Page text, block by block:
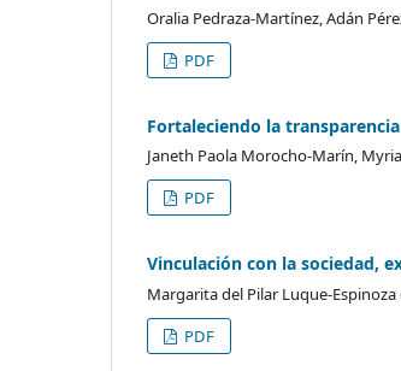
Oralia Pedraza-Martínez, Adán
PDF
Fortaleciendo la
Janeth Paola Morocho-Marín,
PDF
Vinculación con la sociedad,
Margarita del Pilar Luque-
PDF